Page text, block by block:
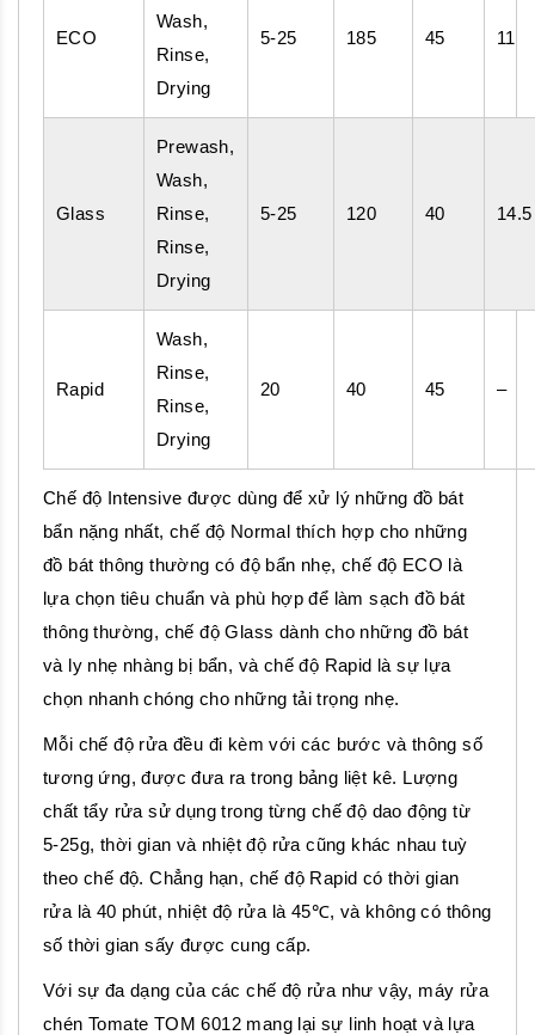
ECO
Wash,
Rinse,
Drying
5-25 185 45 11
Glass
Prewash,
Wash,
Rinse,
Rinse,
Drying
5-25 120 40 14.5
Rapid
Wash,
Rinse,
Rinse,
Drying
20 40 45 –
Chế độ Intensive được dùng để xử lý những đồ bát
bẩn nặng nhất, chế độ Normal thích hợp cho những
đồ bát thông thường có độ bẩn nhẹ, chế độ ECO là
lựa chọn tiêu chuẩn và phù hợp để làm sạch đồ bát
thông thường, chế độ Glass dành cho những đồ bát
và ly nhẹ nhàng bị bẩn, và chế độ Rapid là sự lựa
chọn nhanh chóng cho những tải trọng nhẹ.
Mỗi chế độ rửa đều đi kèm với các bước và thông số
tương ứng, được đưa ra trong bảng liệt kê. Lượng
chất tẩy rửa sử dụng trong từng chế độ dao động từ
5-25g, thời gian và nhiệt độ rửa cũng khác nhau tuỳ
theo chế độ. Chẳng hạn, chế độ Rapid có thời gian
rửa là 40 phút, nhiệt độ rửa là 45℃, và không có thông
số thời gian sấy được cung cấp.
Với sự đa dạng của các chế độ rửa như vậy, máy rửa
chén Tomate TOM 6012 mang lại sự linh hoạt và lựa